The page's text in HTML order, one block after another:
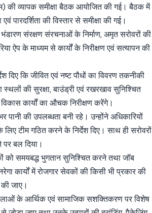
की व्यापक समीक्षा बैठक आयोजित की गई। बैठक में
पारदर्शिता की विस्तार से समीक्षा की गई।
भंडारण संरक्षण संरचनाओं के निर्माण, अमृत सरोवरों की
ऐप के माध्यम से कार्यों के निरीक्षण एवं सत्यापन की
दिए कि जीवित एवं नष्ट पौधों का विवरण तकनीकी
स्थलों की सुरक्षा, बाउंड्री एवं रखरखाव सुनिश्चित
कार्यों का औचक निरीक्षण करेंगे।
पानी की उपलब्धता बनी रहे। उन्होंने अधिकारियों
टीम गठित करने के निर्देश दिए। साथ ही सरोवरों
पर बल दिया।
को समयबद्ध भुगतान सुनिश्चित करने तथा जॉब
कार्यों में रोजगार सेवकों की किसी भी प्रकार की
की जाए।
के आर्थिक एवं सामाजिक सशक्तिकरण पर विशेष